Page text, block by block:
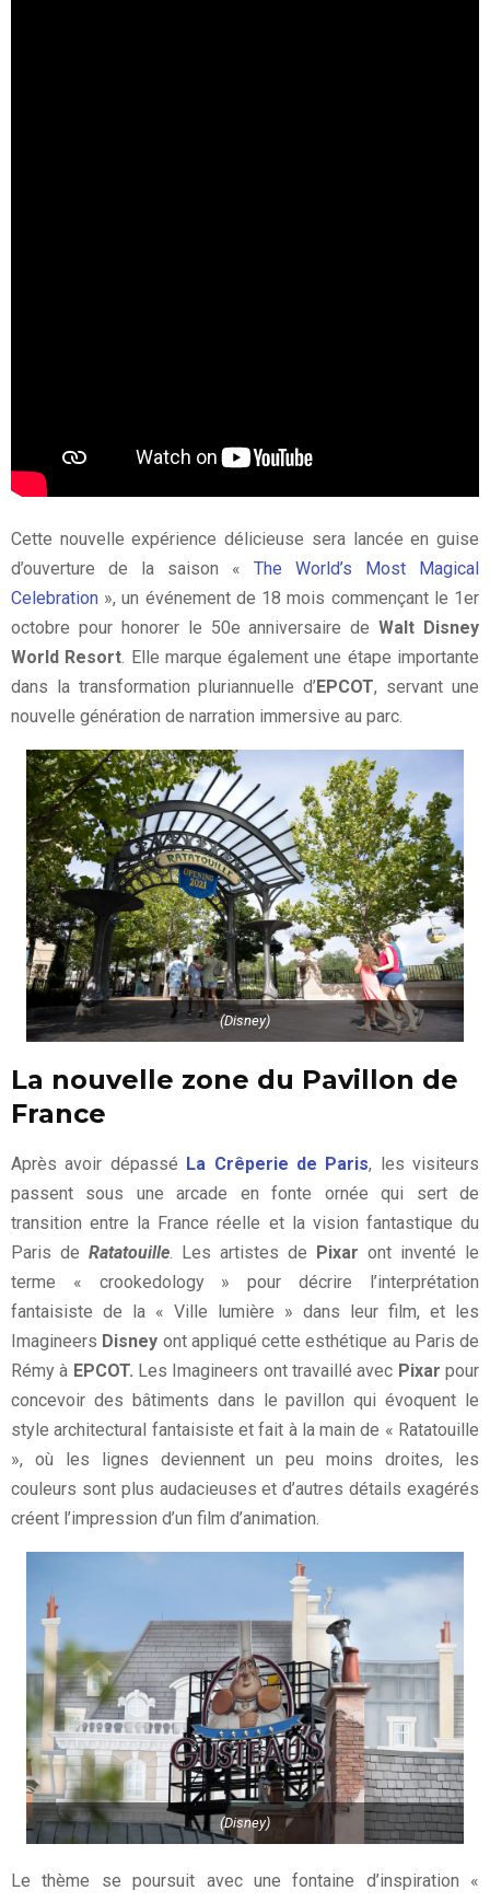
Cette nouvelle expérience délicieuse sera lancée en guise
d’ouverture de la saison « The World’s Most Magical
Celebration », un événement de 18 mois commençant le 1er
octobre pour honorer le 50e anniversaire deWalt Disney
World Resort. Elle marque également une étape importante
dans la transformation pluriannuelle d’ EPCOT, servant une
nouvelle génération de narration immersive au parc.
(Disney)
La nouvelle zone du Pavillon de
France
Après avoir dépassé La Crêperie de Paris, les visiteurs
passent sous une arcade en fonte ornée qui sert de
transition entre la France réelle et la vision fantastique du
Paris de Ratatouille. Les artistes de Pixar ont inventé le
terme « crookedology » pour décrire l’interprétation
fantaisiste de la « Ville lumière » dans leur film, et les
Imagineers Disney ont appliqué cette esthétique au Paris de
Rémy à EPCOT. Les Imagineers ont travaillé avec Pixar pour
concevoir des bâtiments dans le pavillon qui évoquent le
style architectural fantaisiste et fait à la main de « Ratatouille
», où les lignes deviennent un peu moins droites, les
couleurs sont plus audacieuses et d’autres détails exagérés
créent l’impression d’un film d’animation.
(Disney)
Le thème se poursuit avec une fontaine d’inspiration «